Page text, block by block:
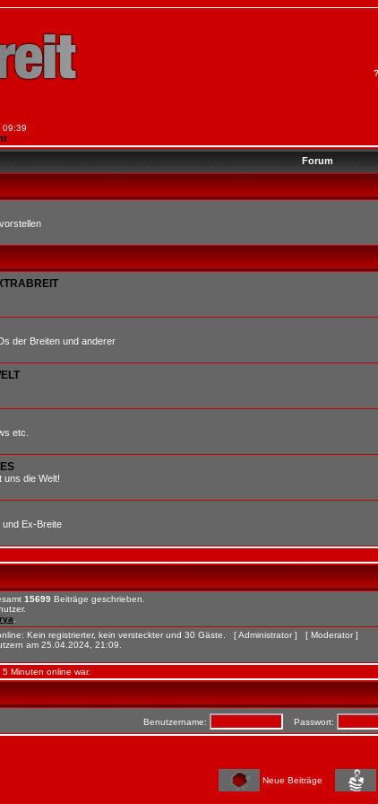
09:39
Forum
der Breiten und anderer
etc.
uns die Welt!
und Ex-Breite
15699 Beiträge geschrieben.
Kein registrierter, kein versteckter und 30 Gäste. [Administrator ] [ Moderator ]
am 25.04.2024, 21:09.
Minuten online war.
Benutzername: Passwort:
Neue Beiträge